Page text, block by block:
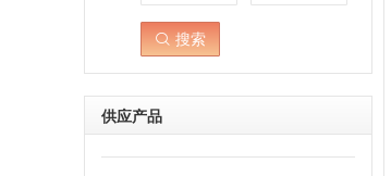
搜索
供应产品